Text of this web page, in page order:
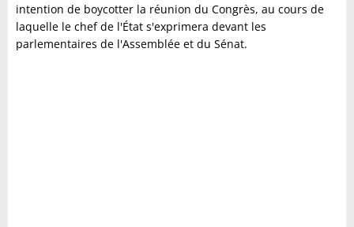
intention de boycotter la réunion du Congrès, au cours de
laquelle le chef de l'État s'exprimera devant les
parlementaires de l'Assemblée et du Sénat.